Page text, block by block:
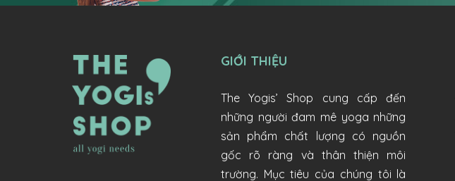
GIỚI THIỆU
The Yogis’ Shop cung cấp đến
những người đam mê yoga những
sản phẩm chất lượng có nguồn
gốc rõ ràng và thân thiện môi
trường. Mục tiêu của chúng tôi là